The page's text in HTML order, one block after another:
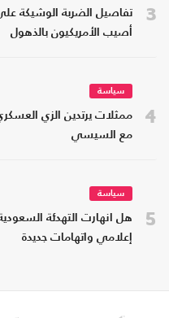
3
تفاصيل الضربة الوشيكة
أصيب الأمريكيون بالذهول
4
سياسة
ممثلات يرتدين الزي
مع السيسي
5
سياسة
هل انهارت التهدئة السعودية
إعلامي واتهامات جديدة